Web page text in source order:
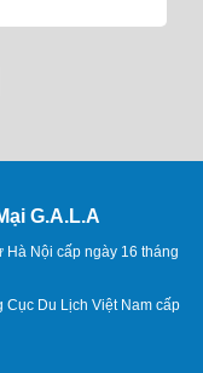
G.A.L.A
Nội cấp ngày 16 tháng
Cục Du Lịch Việt Nam cấp